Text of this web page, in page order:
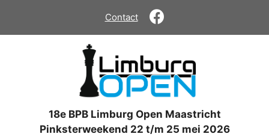
de
Contact
18e BPB Limburg Open Maastricht
Pinksterweekend 22 t/m 25 mei 2026